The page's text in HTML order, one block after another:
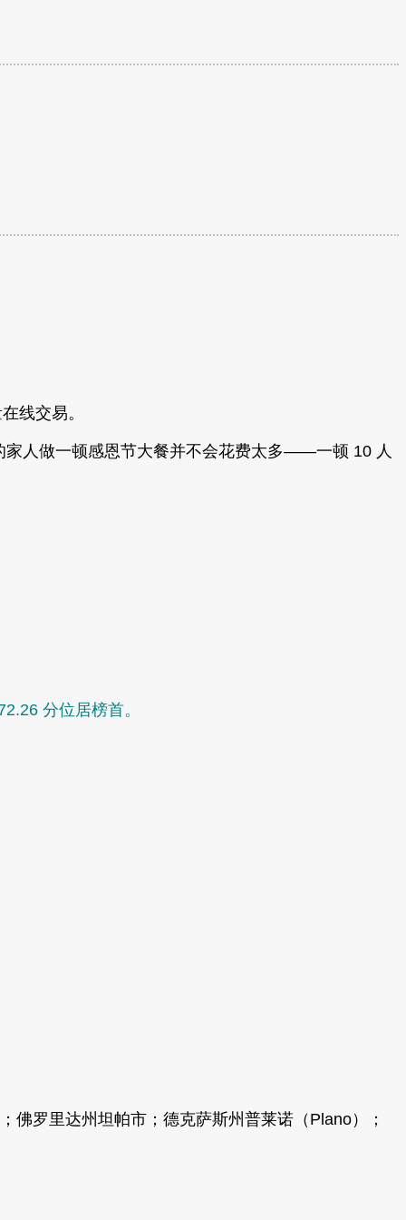
线交易。
家人做一顿感恩节大餐并不会花费太多——一顿 10 人
分位居榜首。
罗里达州坦帕市；德克萨斯州普莱诺（Plano）；